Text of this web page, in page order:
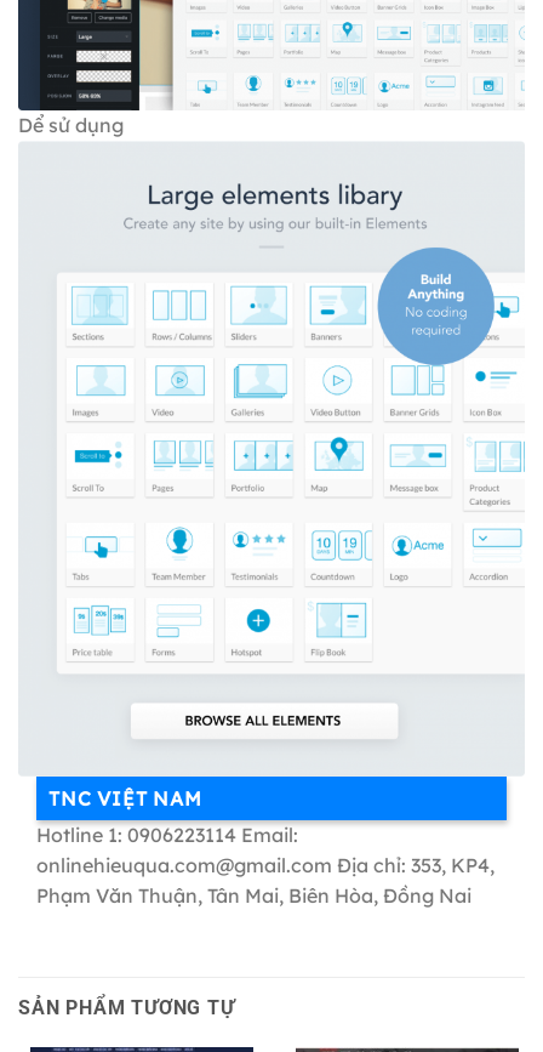
Dể sử dụng
TNC VIỆT NAM
Hotline 1: 0906223114 Email:
onlinehieuqua.com@gmail.com Địa chỉ: 353, KP4,
Phạm Văn Thuận, Tân Mai, Biên Hòa, Đồng Nai
SẢN PHẨM TƯƠNG TỰ